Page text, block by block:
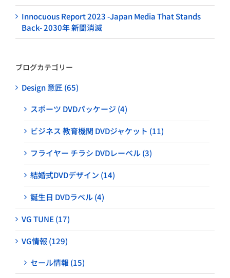
Innocuous Report 2023 -Japan Media That Stands
Back- 2030年 新聞消滅
ブログカテゴリー
Design 意匠 (65)
スポーツ DVDパッケージ (4)
ビジネス 教育機関 DVDジャケット (11)
フライヤー チラシ DVDレーベル (3)
結婚式DVDデザイン (14)
誕生日 DVDラベル (4)
VG TUNE (17)
VG情報 (129)
セール情報 (15)